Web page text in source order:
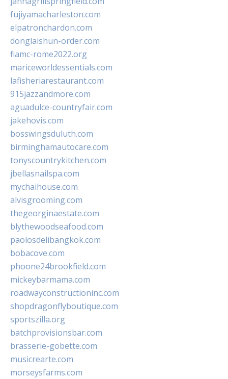
fujiyamacharleston.com
elpatronchardon.com
donglaishun-order.com
fiamc-rome2022.org
mariceworldessentials.com
lafisheriarestaurant.com
915jazzandmore.com
aguadulce-countryfair.com
jakehovis.com
bosswingsduluth.com
birminghamautocare.com
tonyscountrykitchen.com
jbellasnailspa.com
mychaihouse.com
alvisgrooming.com
thegeorginaestate.com
blythewoodseafood.com
paolosdelibangkok.com
bobacove.com
phoone24brookfield.com
mickeybarmama.com
roadwayconstructioninc.com
shopdragonflyboutique.com
sportszilla.org
batchprovisionsbar.com
brasserie-gobette.com
musicrearte.com
morseysfarms.com